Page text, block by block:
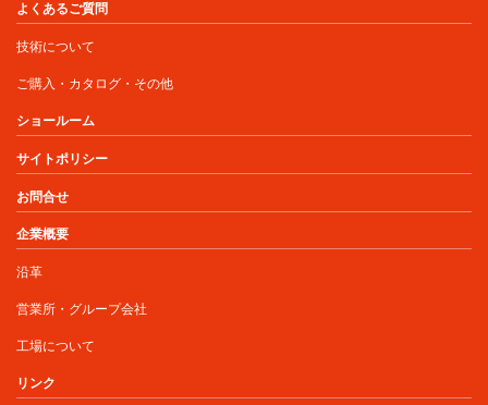
よくあるご質問
技術について
ご購入・カタログ・その他
ショールーム
サイトポリシー
お問合せ
企業概要
沿革
営業所・グループ会社
工場について
リンク